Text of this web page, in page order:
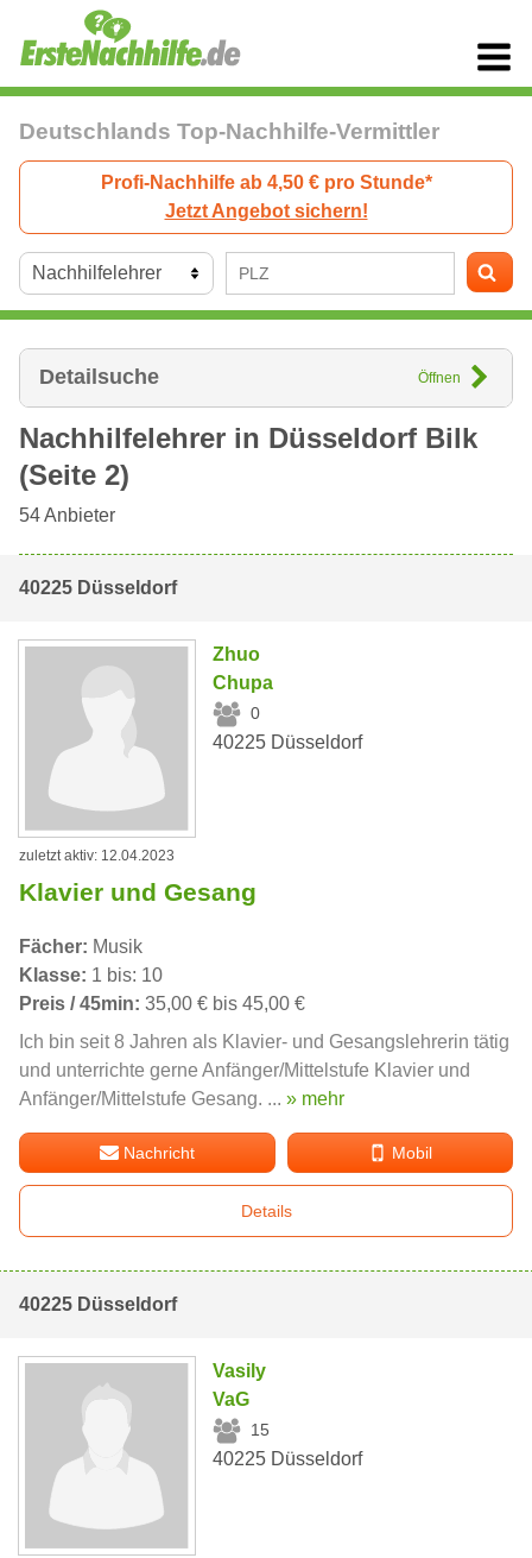
Deutschlands Top-Nachhilfe-Vermittler
Profi-Nachhilfe ab 4,50 € pro Stunde*
Jetzt Angebot sichern!
Detailsuche Öffnen
Nachhilfelehrer in Düsseldorf Bilk
(Seite 2)
54Anbieter
40225 Düsseldorf
Zhuo
Chupa
0
40225 Düsseldorf
zuletzt aktiv: 12.04.2023
Klavier und Gesang
Fächer: Musik
Klasse: 1 bis: 10
Preis / 45min: 35,00 € bis 45,00 €
Ich bin seit 8 Jahren als Klavier- und Gesangslehrerin tätig
und unterrichte gerne Anfänger/Mittelstufe Klavier und
Anfänger/Mittelstufe Gesang. ... » mehr
Nachricht Mobil
Details
40225 Düsseldorf
Vasily
VaG
15
40225 Düsseldorf